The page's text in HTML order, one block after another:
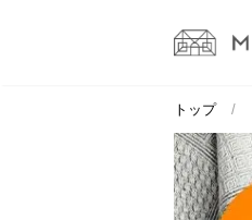
トップ